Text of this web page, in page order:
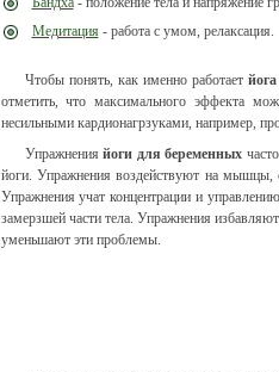
Медитация- работа с умом, релаксация.
Чтобы понять, как именно работает
отметить, что максимального эффекта
несильными кардионагрзуками, например,
Упражненияйоги для беременных
йоги. Упражнения воздействуют на мышцы,
Упражнения учат концентрации и
замерзшей части тела. Упражнения
уменьшают эти проблемы.